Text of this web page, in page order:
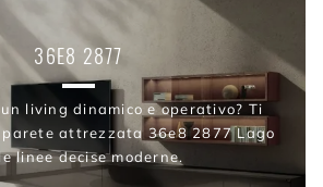
36E8 2877
living dinamico e operativo? Ti
parete attrezzata 36e8 2877 Lago
linee decise moderne.